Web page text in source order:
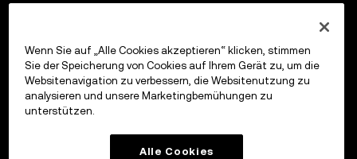
Wenn Sie auf „Alle Cookies akzeptieren“ klicken, stimmen
Sie der Speicherung von Cookies auf Ihrem Gerät zu, um die
Websitenavigation zu verbessern, die Websitenutzung zu
analysieren und unsere Marketingbemühungen zu
unterstützen.
Alle Cookies